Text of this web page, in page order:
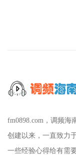
fm0898.com，调频海
创建以来，一直致力
一些经验心得给有需